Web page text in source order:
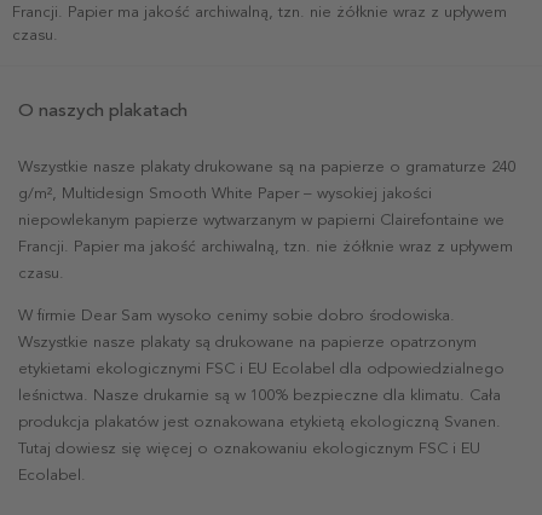
Francji. Papier ma jakość archiwalną, tzn. nie żółknie wraz z upływem
czasu.
O naszych plakatach
Wszystkie nasze plakaty drukowane są na papierze o gramaturze 240
g/m², Multidesign Smooth White Paper – wysokiej jakości
niepowlekanym papierze wytwarzanym w papierni Clairefontaine we
Francji. Papier ma jakość archiwalną, tzn. nie żółknie wraz z upływem
czasu.
W firmie Dear Sam wysoko cenimy sobie dobro środowiska.
Wszystkie nasze plakaty są drukowane na papierze opatrzonym
etykietami ekologicznymi FSC i EU Ecolabel dla odpowiedzialnego
leśnictwa. Nasze drukarnie są w 100% bezpieczne dla klimatu. Cała
produkcja plakatów jest oznakowana etykietą ekologiczną Svanen.
Tutaj dowiesz się więcej o oznakowaniu ekologicznym FSC i EU
Ecolabel.